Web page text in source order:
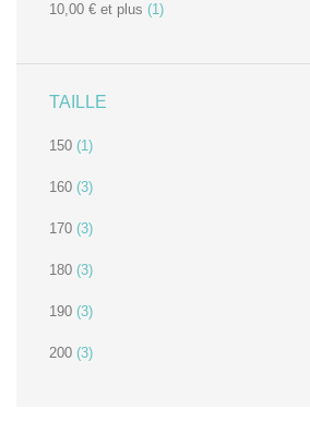
10,00 € et plus (1)
TAILLE
150 (1)
160 (3)
170 (3)
180 (3)
190 (3)
200 (3)